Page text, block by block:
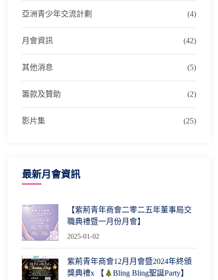
亞洲青少年交流計劃 (4)
月會資訊 (42)
其他消息 (5)
籌款及贊助 (2)
影片集 (25)
最新月會資訊
【紫荊青年商會二零二五年董事局交
職典禮暨一月份月會】
2025-01-02
紫荊青年商會12月月會暨2024年終頒
獎典禮x 【
Bling Bling聖誕Party】